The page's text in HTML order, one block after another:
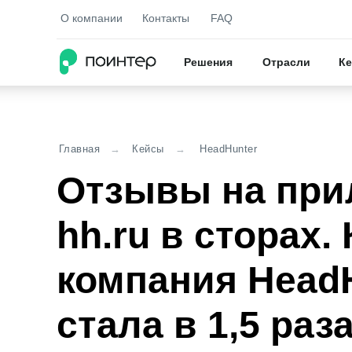
О компании FAQ
Контакты
Отрасли
Решения
в отрасли
Практические
и решений
в отрасли
Практические
и решений
Отзывы на
hh.ru в сторах.
компания
стала в 1,5
Кейсы
Главная → HeadHunter
→